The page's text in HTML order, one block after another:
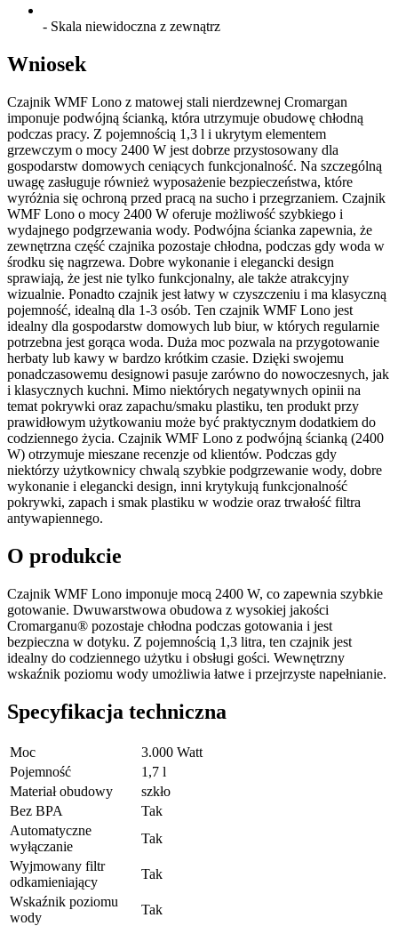
- Skala niewidoczna z zewnątrz
Wniosek
Czajnik WMF Lono z matowej stali nierdzewnej Cromargan
imponuje podwójną ścianką, która utrzymuje obudowę chłodną
podczas pracy. Z pojemnością 1,3 l i ukrytym elementem
grzewczym o mocy 2400 W jest dobrze przystosowany dla
gospodarstw domowych ceniących funkcjonalność. Na szczególną
uwagę zasługuje również wyposażenie bezpieczeństwa, które
wyróżnia się ochroną przed pracą na sucho i przegrzaniem. Czajnik
WMF Lono o mocy 2400 W oferuje możliwość szybkiego i
wydajnego podgrzewania wody. Podwójna ścianka zapewnia, że
zewnętrzna część czajnika pozostaje chłodna, podczas gdy woda w
środku się nagrzewa. Dobre wykonanie i elegancki design
sprawiają, że jest nie tylko funkcjonalny, ale także atrakcyjny
wizualnie. Ponadto czajnik jest łatwy w czyszczeniu i ma klasyczną
pojemność, idealną dla 1-3 osób. Ten czajnik WMF Lono jest
idealny dla gospodarstw domowych lub biur, w których regularnie
potrzebna jest gorąca woda. Duża moc pozwala na przygotowanie
herbaty lub kawy w bardzo krótkim czasie. Dzięki swojemu
ponadczasowemu designowi pasuje zarówno do nowoczesnych, jak
i klasycznych kuchni. Mimo niektórych negatywnych opinii na
temat pokrywki oraz zapachu/smaku plastiku, ten produkt przy
prawidłowym użytkowaniu może być praktycznym dodatkiem do
codziennego życia. Czajnik WMF Lono z podwójną ścianką (2400
W) otrzymuje mieszane recenzje od klientów. Podczas gdy
niektórzy użytkownicy chwalą szybkie podgrzewanie wody, dobre
wykonanie i elegancki design, inni krytykują funkcjonalność
pokrywki, zapach i smak plastiku w wodzie oraz trwałość filtra
antywapiennego.
O produkcie
Czajnik WMF Lono imponuje mocą 2400 W, co zapewnia szybkie
gotowanie. Dwuwarstwowa obudowa z wysokiej jakości
Cromarganu® pozostaje chłodna podczas gotowania i jest
bezpieczna w dotyku. Z pojemnością 1,3 litra, ten czajnik jest
idealny do codziennego użytku i obsługi gości. Wewnętrzny
wskaźnik poziomu wody umożliwia łatwe i przejrzyste napełnianie.
Specyfikacja techniczna
Moc
3.000 Watt
Pojemność
1,7 l
Materiał obudowy
szkło
Bez BPA
Tak
Automatyczne
wyłączanie
Tak
Wyjmowany filtr
odkamieniający
Tak
Wskaźnik poziomu
wody
Tak